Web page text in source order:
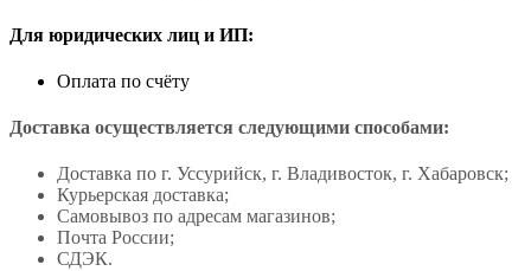
Для юридических лиц и ИП:
Оплата по счёту
Доставка осуществляется следующими способами:
Доставка по г. Уссурийск, г. Владивосток, г. Хабаровск;
Курьерская доставка;
Самовывоз по адресам магазинов;
Почта России;
СДЭК.